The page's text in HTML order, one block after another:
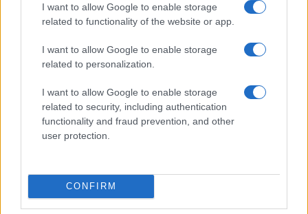
I want to allow Google to enable storage
related to functionality of the website or app.
I want to allow Google to enable storage
related to personalization.
I want to allow Google to enable storage
related to security, including authentication
functionality and fraud prevention, and other
user protection.
CONFIRM
Mario Malu